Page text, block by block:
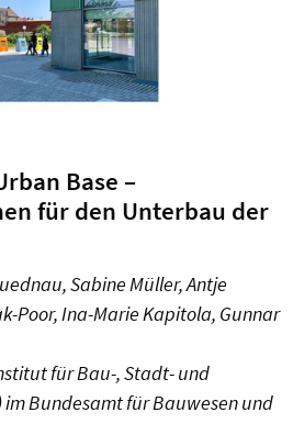
Base –
für den Unterbau der
Sabine Müller, Antje
Poor, Ina-Marie Kapitola, Gunnar
für Bau-, Stadt- und
im Bundesamt für Bauwesen und